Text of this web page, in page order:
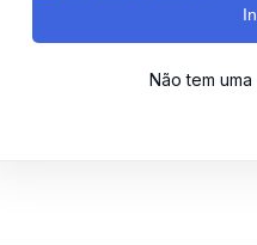
Não tem uma